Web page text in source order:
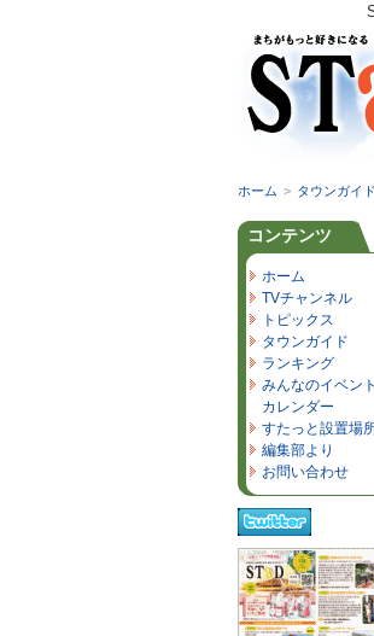
ホーム > タウンガイド
コンテンツ
ホーム
TVチャンネル
トピックス
タウンガイド
ランキング
みんなのイベント
カレンダー
すたっと設置場
編集部より
お問い合わせ